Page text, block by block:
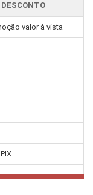
DESCONTO
valor à vista